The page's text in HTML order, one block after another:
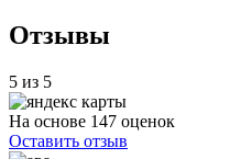
Отзывы
5 из 5
На основе 147 оценок
Оставить отзыв